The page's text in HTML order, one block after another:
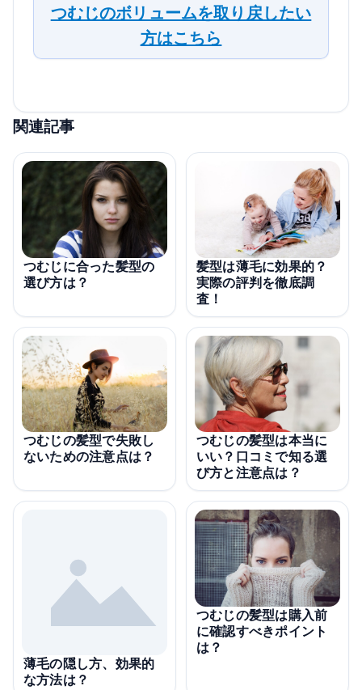
つむじのボリュームを取り戻したい
方はこちら
関連記事
つむじに合った髪型の
選び方は？
髪型は薄毛に効果的？
実際の評判を徹底調
査！
つむじの髪型で失敗し
ないための注意点は？
つむじの髪型は本当に
いい？口コミで知る選
び方と注意点は？
薄毛の隠し方、効果的
な方法は？
つむじの髪型は購入前
に確認すべきポイント
は？